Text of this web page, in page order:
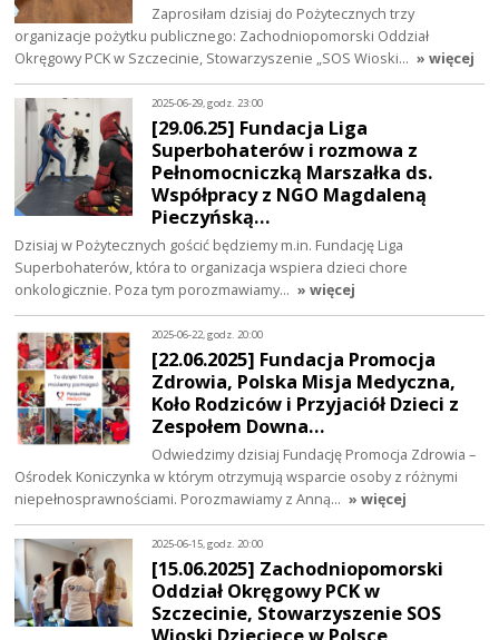
Zaprosiłam dzisiaj do Pożytecznych trzy
organizacje pożytku publicznego: Zachodniopomorski Oddział
Okręgowy PCK w Szczecinie, Stowarzyszenie „SOS Wioski… » więcej
2025-06-29, godz. 23:00
[29.06.25] Fundacja Liga
Superbohaterów i rozmowa z
Pełnomocniczką Marszałka ds.
Współpracy z NGO Magdaleną
Pieczyńską…
Dzisiaj w Pożytecznych gościć będziemy m.in. Fundację Liga
Superbohaterów, która to organizacja wspiera dzieci chore
onkologicznie. Poza tym porozmawiamy… » więcej
2025-06-22, godz. 20:00
[22.06.2025] Fundacja Promocja
Zdrowia, Polska Misja Medyczna,
Koło Rodziców i Przyjaciół Dzieci z
Zespołem Downa…
Odwiedzimy dzisiaj Fundację Promocja Zdrowia –
Ośrodek Koniczynka w którym otrzymują wsparcie osoby z różnymi
niepełnosprawnościami. Porozmawiamy z Anną… » więcej
2025-06-15, godz. 20:00
[15.06.2025] Zachodniopomorski
Oddział Okręgowy PCK w
Szczecinie, Stowarzyszenie SOS
Wioski Dziecięce w Polsce,